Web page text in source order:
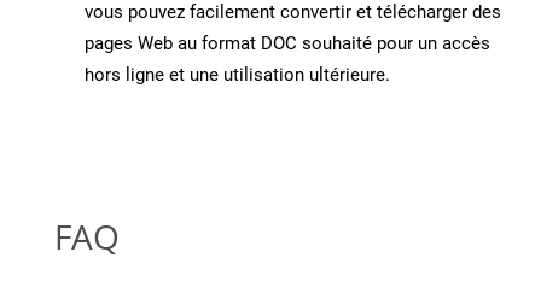
vous pouvez facilement convertir et télécharger des
pages Web au format DOC souhaité pour un accès
hors ligne et une utilisation ultérieure.
FAQ